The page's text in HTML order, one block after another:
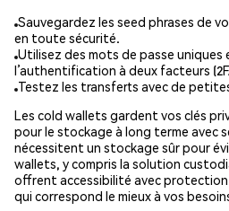
Sauvegardez les seed phrases de
en toute sécurité.
Utilisez des mots de passe uniques
l’authentification à deux facteurs
Testez les transferts avec de
Les cold wallets gardent vos clés
pour le stockage à long terme avec
nécessitent un stockage sûr pour
wallets, y compris la solution
offrent accessibilité avec protection
qui correspond le mieux à vos